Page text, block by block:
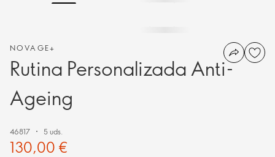
NOVAGE+
Rutina Personalizada Anti-
Ageing
46817 5 uds.
130,00 €